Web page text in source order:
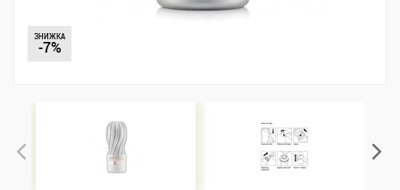
ЗНИЖКА
-7%